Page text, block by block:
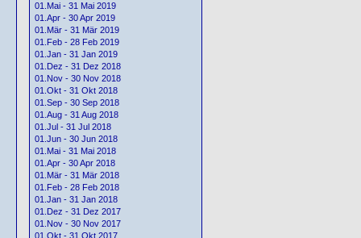
01.Mai - 31 Mai 2019
01.Apr - 30 Apr 2019
01.Mär - 31 Mär 2019
01.Feb - 28 Feb 2019
01.Jan - 31 Jan 2019
01.Dez - 31 Dez 2018
01.Nov - 30 Nov 2018
01.Okt - 31 Okt 2018
01.Sep - 30 Sep 2018
01.Aug - 31 Aug 2018
01.Jul - 31 Jul 2018
01.Jun - 30 Jun 2018
01.Mai - 31 Mai 2018
01.Apr - 30 Apr 2018
01.Mär - 31 Mär 2018
01.Feb - 28 Feb 2018
01.Jan - 31 Jan 2018
01.Dez - 31 Dez 2017
01.Nov - 30 Nov 2017
01.Okt - 31 Okt 2017